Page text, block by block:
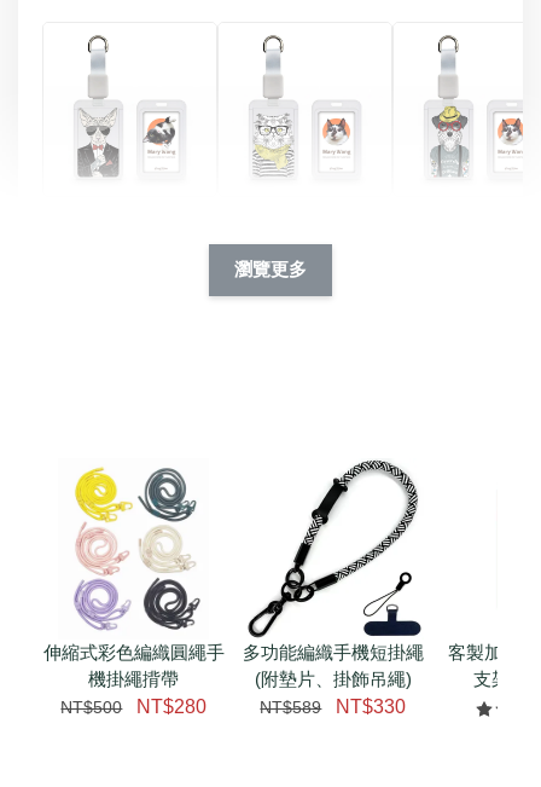
件套(附伸縮卡扣)
CSAA05
加入購物車
瀏覽更多
瀏覽更多
伸縮式彩色編織圓繩手
機掛繩揹帶
NT$500 NT$280
多功能編織手機短掛繩
(附墊片、掛飾吊繩)
NT$589 NT$330
客製加購
支架 腕